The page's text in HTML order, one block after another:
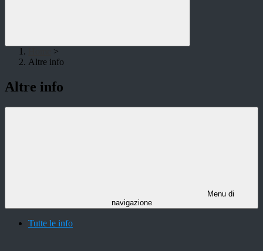
>
Altre info
Altre info
Menu di
navigazione
Tutte le info